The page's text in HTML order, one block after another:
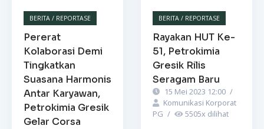
BERITA / REPORTASE
Pererat
Kolaborasi Demi
Tingkatkan
Suasana Harmonis
Antar Karyawan,
Petrokimia Gresik
Gelar Corsa
BERITA / REPORTASE
Rayakan HUT Ke-
51, Petrokimia
Gresik Rilis
Seragam Baru
15 Mei 2023 12:00 /
Komunikasi Korporat
PG / 5505x dilihat